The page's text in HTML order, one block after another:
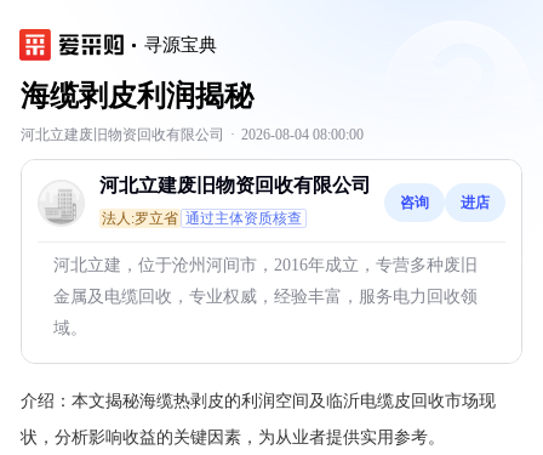
寻源宝典
海缆剥皮利润揭秘
河北立建废旧物资回收有限公司 · 2026-08-04 08:00:00
河北立建废旧物资回收有限公司
法人:罗立省 通过主体资质核查
咨询 进店
河北立建，位于沧州河间市，2016年成立，专营多种废旧
金属及电缆回收，专业权威，经验丰富，服务电力回收领
域。
介绍： 本文揭秘海缆热剥皮的利润空间及临沂电缆皮回收市场现
状，分析影响收益的关键因素，为从业者提供实用参考。